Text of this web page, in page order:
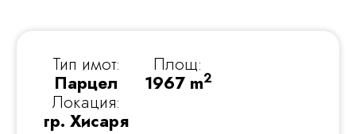
Тип имот:
Парцел
Локация:
гр. Хисаря
Площ:
1967 m2